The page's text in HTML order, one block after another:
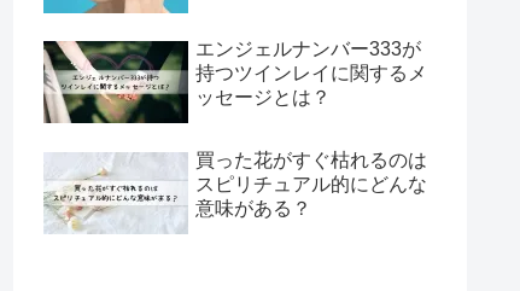
エンジェルナンバー333が
持つツインレイに関するメ
ッセージとは？
買った花がすぐ枯れるのは
スピリチュアル的にどんな
意味がある？